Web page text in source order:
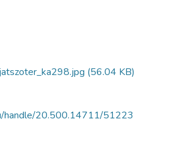
(56.04 KB)
handle/20.500.14711/51223